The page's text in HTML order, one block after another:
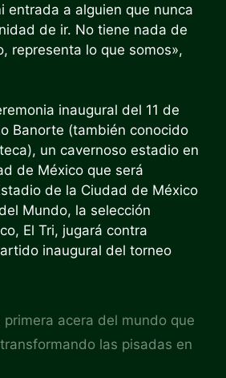
entrada a alguien que nunca
de ir. No tiene nada de
representa lo que somos»,
inaugural del 11 de
Banorte (también conocido
un cavernoso estadio en
de México que será
de la Ciudad de México
Mundo, la selección
El Tri, jugará contra
inaugural del torneo
primera acera del mundo que
las pisadas en